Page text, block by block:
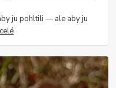
ju pohltili — ale aby ju